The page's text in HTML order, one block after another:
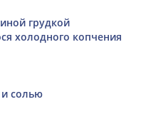
грудкой
холодного копчения
и солью